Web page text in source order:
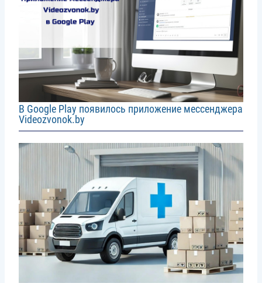
В Google Play появилось приложение мессенджера
Videozvonok.by
Image